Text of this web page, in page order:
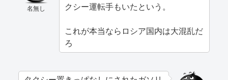
名無し
クシー運転手もいたという。
これが本当ならロシア国内は大混乱だ
ろ